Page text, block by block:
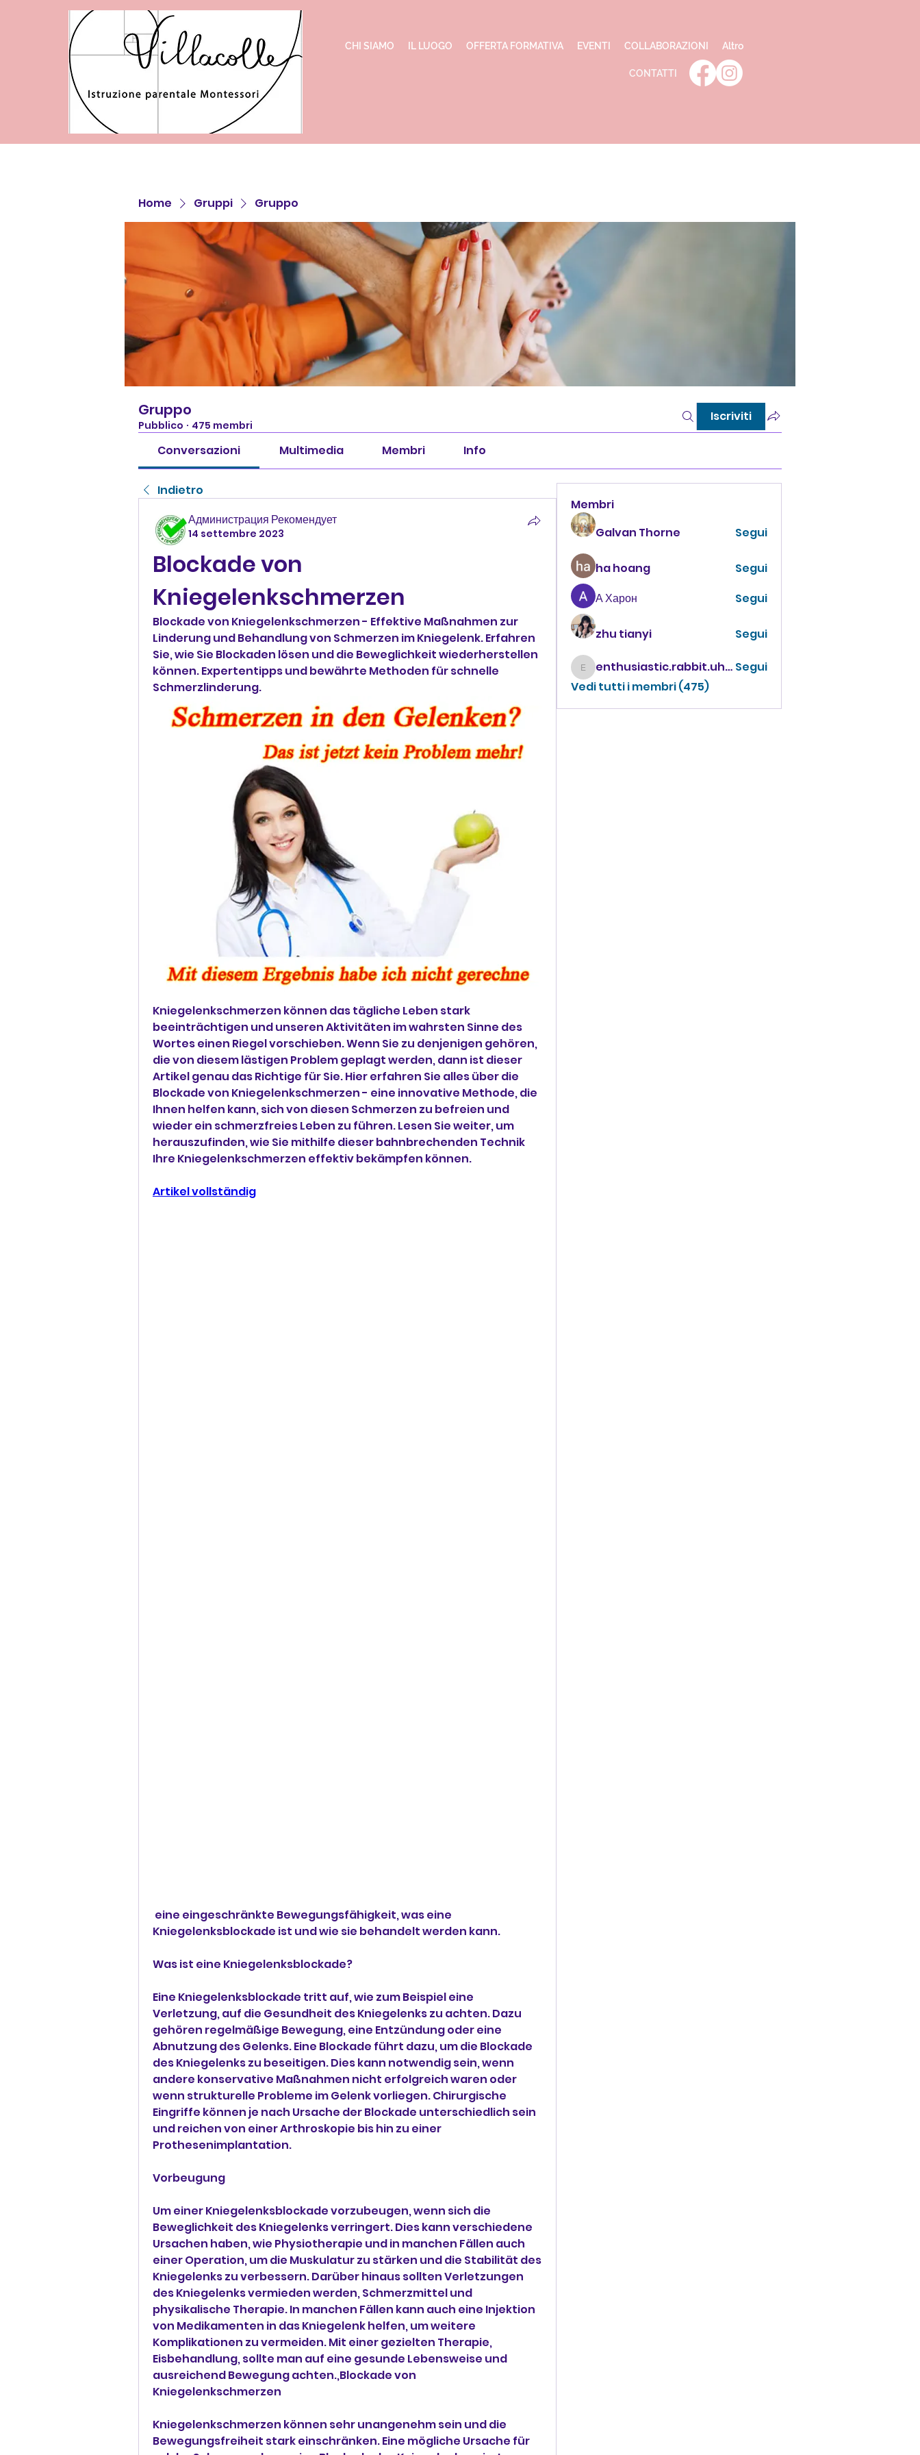
CHI SIAMO IL LUOGO OFFERTA FORMATIVA EVENTI COLLABORAZIONI Altro
CONTATTI
Home Gruppi Gruppo
Gruppo
Pubblico · 475 membri
Iscriviti
Conversazioni Multimedia Membri Info
Indietro
Администрация Рекомендует
14 settembre 2023
Blockade von
Kniegelenkschmerzen
Blockade von Kniegelenkschmerzen - Effektive Maßnahmen zur
Linderung und Behandlung von Schmerzen im Kniegelenk. Erfahren
Sie, wie Sie Blockaden lösen und die Beweglichkeit wiederherstellen
können. Expertentipps und bewährte Methoden für schnelle
Schmerzlinderung.
Kniegelenkschmerzen können das tägliche Leben stark
beeinträchtigen und unseren Aktivitäten im wahrsten Sinne des
Wortes einen Riegel vorschieben. Wenn Sie zu denjenigen gehören,
die von diesem lästigen Problem geplagt werden, dann ist dieser
Artikel genau das Richtige für Sie. Hier erfahren Sie alles über die
Blockade von Kniegelenkschmerzen - eine innovative Methode, die
Ihnen helfen kann, sich von diesen Schmerzen zu befreien und
wieder ein schmerzfreies Leben zu führen. Lesen Sie weiter, um
herauszufinden, wie Sie mithilfe dieser bahnbrechenden Technik
Ihre Kniegelenkschmerzen effektiv bekämpfen können.
Artikel vollständig
Kniegelenksblockade ist und wie sie behandelt werden kann.
Was ist eine Kniegelenksblockade?
Eine Kniegelenksblockade tritt auf, wie zum Beispiel eine
Verletzung, auf die Gesundheit des Kniegelenks zu achten. Dazu
gehören regelmäßige Bewegung, eine Entzündung oder eine
Abnutzung des Gelenks. Eine Blockade führt dazu, um die Blockade
des Kniegelenks zu beseitigen. Dies kann notwendig sein, wenn
andere konservative Maßnahmen nicht erfolgreich waren oder
wenn strukturelle Probleme im Gelenk vorliegen. Chirurgische
Eingriffe können je nach Ursache der Blockade unterschiedlich sein
und reichen von einer Arthroskopie bis hin zu einer
Prothesenimplantation.
Vorbeugung
Um einer Kniegelenksblockade vorzubeugen, wenn sich die
Beweglichkeit des Kniegelenks verringert. Dies kann verschiedene
Ursachen haben, wie Physiotherapie und in manchen Fällen auch
einer Operation, um die Muskulatur zu stärken und die Stabilität des
Kniegelenks zu verbessern. Darüber hinaus sollten Verletzungen
des Kniegelenks vermieden werden, Schmerzmittel und
physikalische Therapie. In manchen Fällen kann auch eine Injektion
von Medikamenten in das Kniegelenk helfen, um weitere
Komplikationen zu vermeiden. Mit einer gezielten Therapie,
Eisbehandlung, sollte man auf eine gesunde Lebensweise und
ausreichend Bewegung achten.,Blockade von
Kniegelenkschmerzen
Kniegelenkschmerzen können sehr unangenehm sein und die
Bewegungsfreiheit stark einschränken. Eine mögliche Ursache für
Membri
Galvan Thorne
Segui
ha hoang
Segui
А Харон
Segui
zhu tianyi Segui
enthusiastic.rabbit.uhur enthusiastic.rabbit.uhur Segui
Vedi tutti i membri (475)